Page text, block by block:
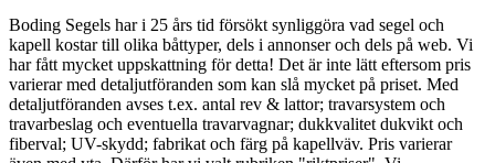
Boding Segels har i 25 års tid försökt synliggöra vad segel och
kapell kostar till olika båttyper, dels i annonser och dels på web. Vi
har fått mycket uppskattning för detta! Det är inte lätt eftersom pris
varierar med detaljutföranden som kan slå mycket på priset. Med
detaljutföranden avses t.ex. antal rev & lattor; travarsystem och
travarbeslag och eventuella travarvagnar; dukkvalitet dukvikt och
fiberval; UV-skydd; fabrikat och färg på kapellväv. Pris varierar